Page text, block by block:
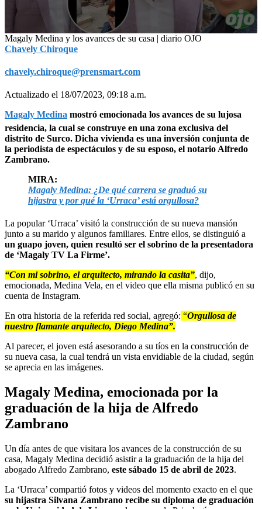
0
seconds
of
seconds
Magaly Medina y los avances de su casa | diario OJO
Chavely Chiroque
chavely.chiroque@prensmart.com
Actualizado el 18/07/2023, 09:18 a.m.
Magaly Medina mostró emocionada los avances de su lujosa
residencia, la cual se construye en una zona exclusiva del
distrito de Surco. Dicha vivienda es una inversión conjunta de
la periodista de espectáculos y de su esposo, el notario Alfredo
Zambrano.
MIRA:
Magaly Medina: ¿De qué carrera se graduó su
hijastra y por qué la ‘Urraca’ está orgullosa?
La popular ‘Urraca’ visitó la construcción de su nueva mansión
junto a su marido y algunos familiares. Entre ellos, se distinguió a
un guapo joven, quien resultó ser el sobrino de la presentadora
de ‘Magaly TV La Firme’.
“Con mi sobrino, el arquitecto, mirando la casita”, dijo,
emocionada, Medina Vela, en el video que ella misma publicó en su
cuenta de Instagram.
En otra historia de la referida red social, agregó: “Orgullosa de
nuestro flamante arquitecto, Diego Medina”.
Al parecer, el joven está asesorando a su tíos en la construcción de
su nueva casa, la cual tendrá un vista envidiable de la ciudad, según
se aprecia en las imágenes.
Magaly Medina, emocionada por la
graduación de la hija de Alfredo
Zambrano
Un día antes de que visitara los avances de la construcción de su
casa, Magaly Medina decidió asistir a la graduación de la hija del
abogado Alfredo Zambrano, este sábado 15 de abril de 2023.
La ‘Urraca’ compartió fotos y videos del momento exacto en el que
su hijastra Silvana Zambrano recibe su diploma de graduación